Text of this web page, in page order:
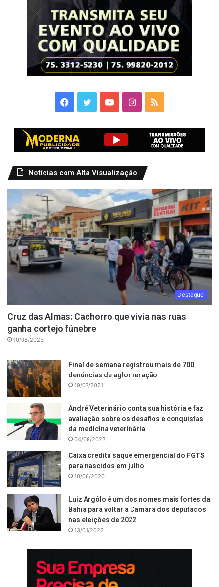
Facebook
TwitterYouTubeInstagram
RSS
Notícias com Alta Visualização
Destaque
Cruz das Almas: Cachorro que vivia nas ruas
ganha cortejo fúnebre
10/08/2023
Final de semana registrou mais de 700
denúncias de aglomeração
19/07/2021
André Veterinário conta sua história e faz
avaliação sobre os desafios e conquistas
da medicina veterinária
04/08/2023
Caixa credita saque emergencial do FGTS
para nascidos em julho
10/08/2020
Luiz Argôlo é um dos nomes mais fortes da
Bahia para voltar a Câmara dos deputados
nas eleições de 2022
13/01/2022